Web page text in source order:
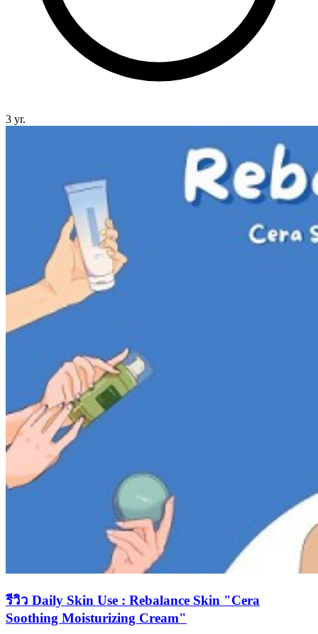
3 yr.
รีวิว Daily Skin Use : Rebalance Skin "Cera
Soothing Moisturizing Cream"